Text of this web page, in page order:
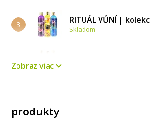
3 RITUÁL VŮNÍ |
Skladom
4
Zobraz viac
produkty